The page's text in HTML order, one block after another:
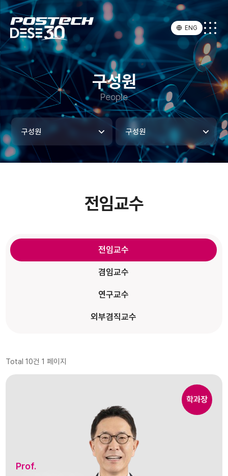
ENG
구성원
People
구성원 구성원
전임교수
전임교수
겸임교수
연구교수
외부겸직교수
Total 10건 1 페이지
학과장
Prof.